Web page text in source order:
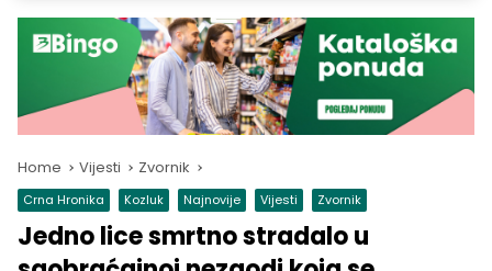
Home Vijesti Zvornik
Crna Hronika Kozluk Najnovije Vijesti Zvornik
Jedno lice smrtno stradalo u